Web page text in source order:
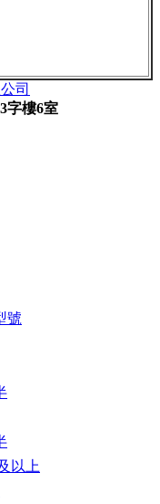
司
字樓6室
號
以上